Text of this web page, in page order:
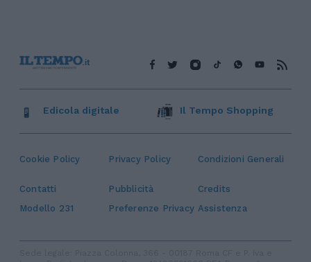
Cookie Policy Privacy Policy Condizioni Generali
Contatti Pubblicità
Credits
Modello 231
Preferenze Privacy Assistenza
Edicola digitale Il Tempo Shopping